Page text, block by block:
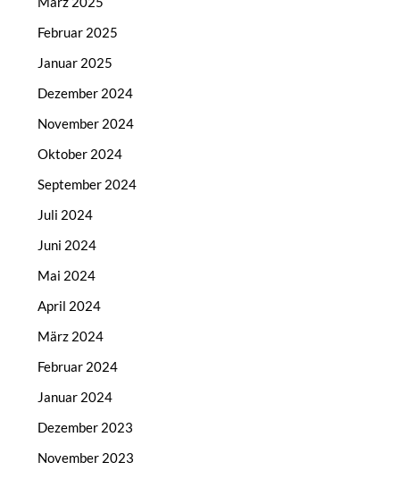
Februar 2025
Januar 2025
Dezember 2024
November 2024
Oktober 2024
September 2024
Juli 2024
Juni 2024
Mai 2024
April 2024
März 2024
Februar 2024
Januar 2024
Dezember 2023
November 2023